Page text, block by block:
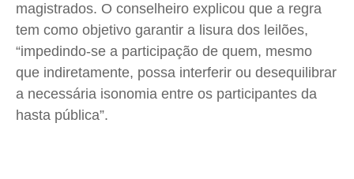
magistrados. O conselheiro explicou que a regra
tem como objetivo garantir a lisura dos leilões,
“impedindo-se a participação de quem, mesmo
que indiretamente, possa interferir ou desequilibrar
a necessária isonomia entre os participantes da
hasta pública”.